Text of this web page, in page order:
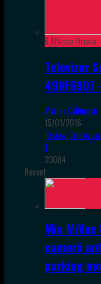
6.6Nota finala
Televizor
49UF6907
Marian Calinescu
15/01/2016
Review,
1
23084
Recent
Mio
cameră
parking